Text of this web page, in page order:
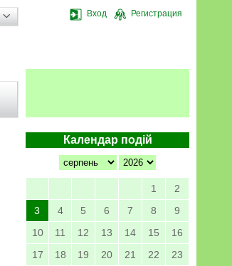
Вход Регистрация
Календар подій
1
2
3
4 5 6 7 8
9
10
11 12 13 14 15
16
17
18 19 20 21 22
23